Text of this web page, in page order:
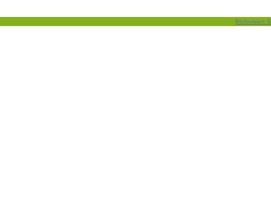
Biolovision